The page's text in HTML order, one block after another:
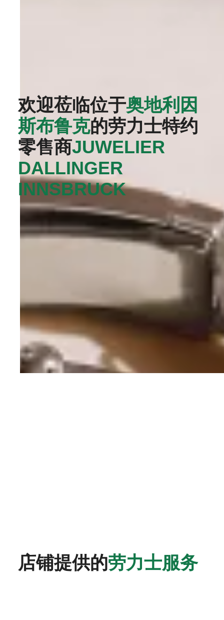
欢迎莅临位于奥地利因
斯布鲁克的劳力士特约
零售商‭JUWELIER
DALLINGER
INNSBRUCK‬
店铺提供的劳力士服务